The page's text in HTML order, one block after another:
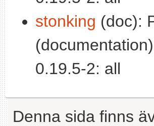
stonking (doc):
0.19.5-2: all
Denna sida finns